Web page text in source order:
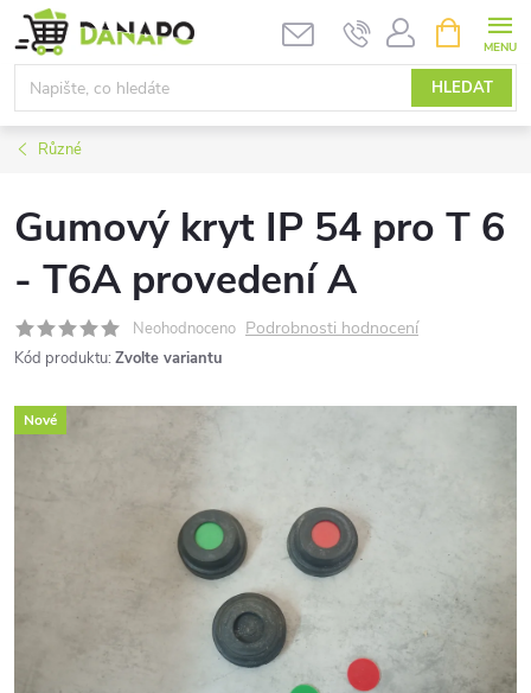
Přejít
na
obsah
HLEDAT
NÁKUPNÍ
KOŠÍK
Různé
Gumový kryt IP 54 pro T 6
- T6A provedení A
Neohodnoceno Podrobnosti hodnocení
Kód produktu: Zvolte variantu
Nové